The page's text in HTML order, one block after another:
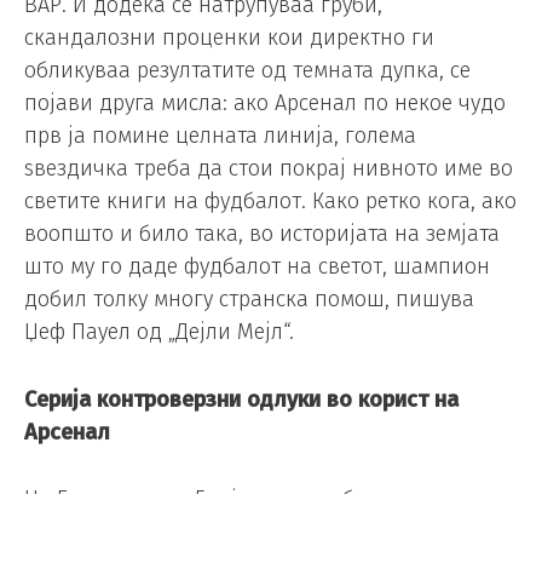
скандалозни проценки кои директно ги
обликуваа резултатите од темната дупка, се
појави друга мисла: ако Арсенал по некое чудо
прв ја помине целната линија, голема
ѕвездичка треба да стои покрај нивното име во
светите книги на фудбалот. Како ретко кога, ако
воопшто и било така, во историјата на земјата
што му го даде фудбалот на светот, шампион
добил толку многу странска помош, пишува
Џеф Пауел од „Дејли Мејл“.
Серија контроверзни одлуки во корист на
Арсенал
На Евертон и на Брајтон не им беа судени чисти